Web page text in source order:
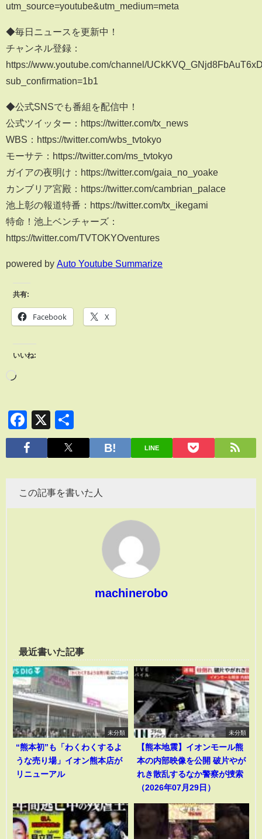
utm_source=youtube&utm_medium=meta
◆毎日ニュースを更新中！
チャンネル登録：
https://www.youtube.com/channel/
sub_confirmation=1b1
◆公式SNSでも番組を配信中！
公式ツイッター：https://twitter.com/tx_news
WBS：https://twitter.com/wbs_tvtokyo
モーサテ：https://twitter.com/ms_tvtokyo
ガイアの夜明け：https://twitter.com/gaia_no_yoake
カンブリア宮殿：https://twitter.com/cambrian_palace
池上彰の報道特番：https://twitter.com/tx_ikegami
特命！池上ベンチャーズ：
https://twitter.com/TVTOKYOventures
powered by Auto Youtube Summarize
共有:
Facebook X
いいね:
Facebook
X
有
LINE
この記事を書いた人
machinerobo
最近書いた記事
未分類
“熊本初”も「わくわくするよ
うな売り場」イオン熊本店が
リニューアル
未分類
【熊本地震】イオンモール熊
本の内部映像を公開 破片やが
れき散乱するなか警察が捜索
（2026年07月29日）